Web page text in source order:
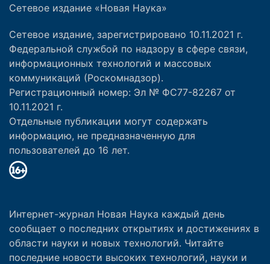
Сетевое издание «Новая Наука»
Сетевое издание, зарегистрировано 10.11.2021 г.
Федеральной службой по надзору в сфере связи,
информационных технологий и массовых
коммуникаций (Роскомнадзор).
Регистрационный номер: Эл № ФС77-82267 от
10.11.2021 г.
Отдельные публикации могут содержать
информацию, не предназначенную для
пользователей до 16 лет.
Интернет-журнал Новая Наука каждый день
сообщает о последних открытиях и достижениях в
области науки и новых технологий. Читайте
последние новости высоких технологий, науки и